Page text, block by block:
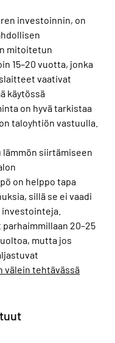
investoinnin, on
mitoitetun
15–20 vuotta, jonka
vaativat
käytössä
on hyvä tarkistaa
taloyhtiön vastuulla.
siirtämiseen
on helppo tapa
sillä se ei vaadi
20–25
mutta jos
välein tehtävässä